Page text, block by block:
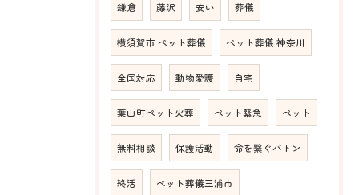
鎌倉 藤沢 安い 葬儀
横須賀市 ペット葬儀 ペット葬儀 神奈川
全国対応 動物愛護 自宅
葉山町ペット火葬 ペット緊急 ペット
無料相談 保護活動 命を繋ぐバトン
終活 ペット葬儀三浦市